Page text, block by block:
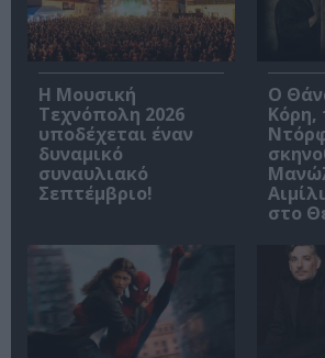
Η Μουσική
Τεχνόπολη 2026
υποδέχεται έναν
δυναμικό
συναυλιακό
Σεπτέμβριο!
Ο
Κόρη,
στο